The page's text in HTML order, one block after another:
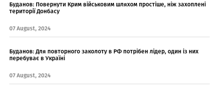
Буданов: Повернути Крим військовим шляхом простіше, ніж захоплені
території Донбасу
07 August, 2024
Буданов: Для повторного заколоту в РФ потрібен лідер, один із них
перебуває в Україні
07 August, 2024